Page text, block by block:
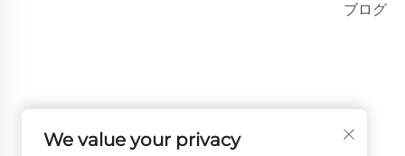
ブログ
We value your privacy